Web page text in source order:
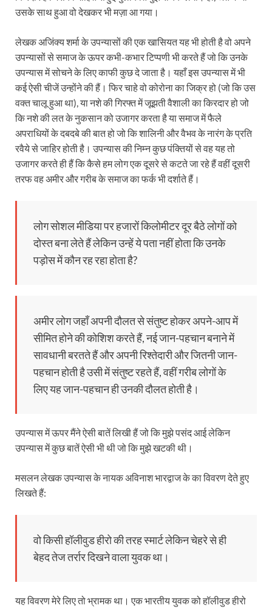
उसके साथ हुआ वो देखकर भी मज़ा आ गया।
लेखक अजिंक्य शर्मा के उपन्यासों की एक खासियत यह भी होती है वो अपने
उपन्यासों से समाज के ऊपर कभी-कभार टिप्पणी भी करते हैं जो कि उनके
उपन्यास में सोचने के लिए काफी कुछ दे जाता है। यहाँ इस उपन्यास में भी
कई ऐसी चीजें उन्होंने की हैं। फिर चाहे वो कोरोना का जिक्र हो (जो कि उस
वक्त चालू हुआ था), या नशे की गिरफ्त में जूझती वैशाली का किरदार हो जो
कि नशे की लत के नुकसान को उजागर करता है या समाज में फैले
अपराधियों के दबदबे की बात हो जो कि शालिनी और वैभव के नारंग के प्रति
रवैये से जाहिर होती है। उपन्यास की निम्न कुछ पंक्तियों से वह यह तो
उजागर करते ही हैं कि कैसे हम लोग एक दूसरे से कटते जा रहे हैं वहीं दूसरी
तरफ वह अमीर और गरीब के समाज का फर्क भी दर्शाते हैं।
लोग सोशल मीडिया पर हजारों किलोमीटर दूर बैठे लोगों को
दोस्त बना लेते हैं लेकिन उन्हें ये पता नहीं होता कि उनके
पड़ोस में कौन रह रहा होता है?
अमीर लोग जहाँ अपनी दौलत से संतुष्ट होकर अपने-आप में
सीमित होने की कोशिश करते हैं, नई जान-पहचान बनाने में
सावधानी बरतते हैं और अपनी रिश्तेदारी और जितनी जान-
पहचान होती है उसी में संतुष्ट रहते हैं, वहीं गरीब लोगों के
लिए यह जान-पहचान ही उनकी दौलत होती है।
उपन्यास में ऊपर मैंने ऐसी बातें लिखी हैं जो कि मुझे पसंद आई लेकिन
उपन्यास में कुछ बातें ऐसी भी थी जो कि मुझे खटकी थी।
मसलन लेखक उपन्यास के नायक अविनाश भारद्वाज के का विवरण देते हुए
लिखते हैं:
वो किसी हॉलीवुड हीरो की तरह स्मार्ट लेकिन चेहरे से ही
बेहद तेज तर्रार दिखने वाला युवक था।
यह विवरण मेरे लिए तो भ्रामक था। एक भारतीय युवक को हॉलीवुड हीरो